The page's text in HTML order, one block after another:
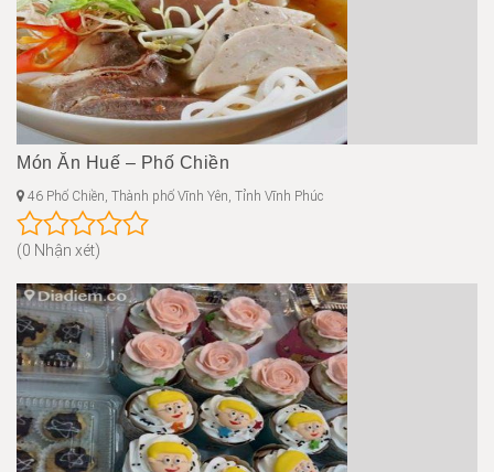
Món Ăn Huế – Phố Chiền
46 Phố Chiền, Thành phố Vĩnh Yên, Tỉnh Vĩnh Phúc
(0 Nhận xét)